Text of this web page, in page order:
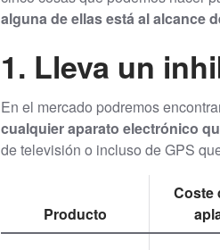
alguna de ellas está al alcance
1. Lleva un
En el mercado podremos
cualquier aparato electrónico
de televisión o incluso de GPS
Producto
Coste